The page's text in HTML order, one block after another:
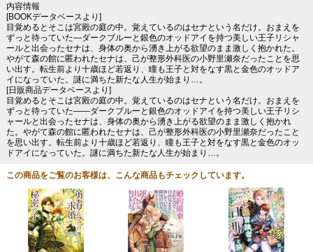
内容情報
[BOOKデータベースより]
目覚めるとそこは宮殿の庭の中。覚えているのはセナという名だけ。おまえを
ずっと待っていた―ダークブルーと銀色のオッドアイを持つ美しい王子リシャ
ールと出会ったセナは、身体の奥から湧き上がる欲望のまま激しく抱かれた。
やがて森の館に匿われたセナは、己が整形外科医の小野里瀬奈だったことを思
い出す。転生前より十歳ほど若返り、瞳も王子と対をなす黒と金色のオッドア
イになっていた。謎に満ちた新たな人生が始まり…。
[日販商品データベースより]
目覚めるとそこは宮殿の庭の中。覚えているのはセナという名だけ。おまえを
ずっと待っていた――ダークブルーと銀色のオッドアイを持つ美しい王子リシ
ャールと出会ったセナは、身体の奥から湧き上がる欲望のまま激しく抱かれ
た。やがて森の館に匿われたセナは、己が整形外科医の小野里瀬奈だったこと
を思い出す。転生前より十歳ほど若返り、瞳も王子と対をなす黒と金色のオッ
ドアイになっていた。謎に満ちた新たな人生が始まり…。
この商品をご覧のお客様は、こんな商品もチェックしています。